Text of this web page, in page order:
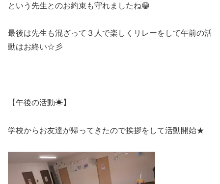
という先生とのお約束も守れましたね😁
最後は先生も混ざって３人で楽しくリレーをして午前の活
動はお終い☆彡
【午後の活動☀】
学校からお友達が帰ってきたので挨拶をして活動開始★